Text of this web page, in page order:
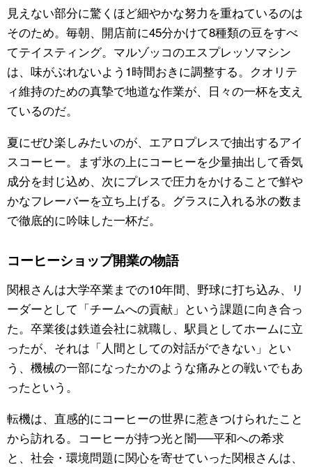
見えない部分に驚くほど細やかな努力を重ねているのは
そのため。毎朝、開店前に45分かけて8種類の豆をすべ
てテイスティング。マルゾッコのエスプレッソマシン
は、味がぶれないよう1時間おきに調整する。クオリテ
ィ維持のための真摯で地道な作業が、日々の一杯を支え
ているのだ。
夏にぜひ楽しみたいのが、エアロプレスで抽出するアイ
スコーヒー。まず氷の上にコーヒーを少量抽出して香気
成分を封じ込め、次にプレスで圧力をかけることで鮮や
かなフレーバーを立ち上げる。グラスに入れる氷の数ま
で徹底的に吟味した一杯だ。
コーヒーショップ開業の物語
関根さんは大学卒業までの10年間、野球に打ち込み、リ
ーダーとして「チームへの貢献」という課題に向き合っ
た。卒業後は鉄道会社に就職し、駅員としてホームに立
ったが、それは「人間としての対話ができない」とい
う、機械の一部になったかのような痛みとの戦いでもあ
ったという。
転機は、直感的にコーヒーの世界に惹きつけられたこと
から訪れる。コーヒーが持つ光と闇──平和への希求
と、社会・環境問題に関心を寄せていった関根さんは、